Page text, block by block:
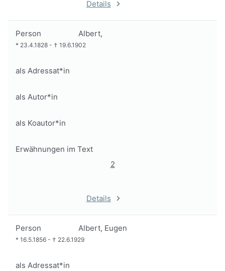
Details
Person Albert,
* 23.4.1828 - † 19.6.1902
als Adressat*in
als Autor*in
als Koautor*in
Erwähnungen im Text
2
Details
Person Albert, Eugen
* 16.5.1856 - † 22.6.1929
als Adressat*in